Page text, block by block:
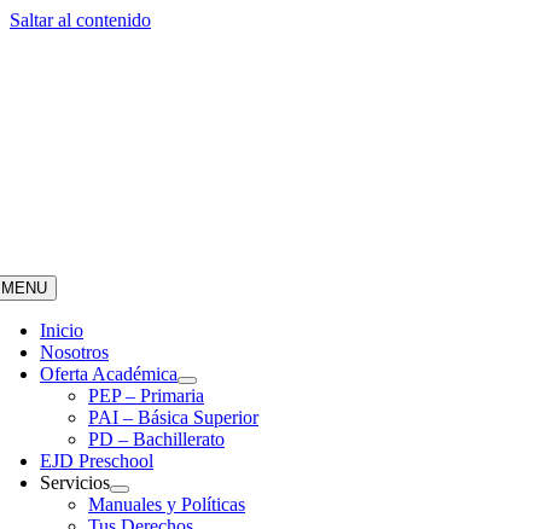
Saltar al contenido
MENU
Inicio
Nosotros
Oferta Académica
PEP – Primaria
PAI – Básica Superior
PD – Bachillerato
EJD Preschool
Servicios
Manuales y Políticas